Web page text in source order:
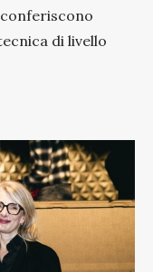
conferiscono
di livello